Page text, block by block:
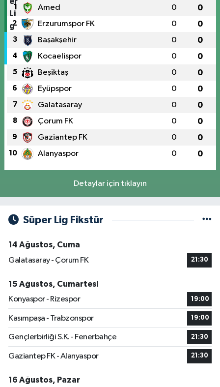
1 Amed 0 0
2 Erzurumspor FK 0 0
3 Başakşehir 0 0
4 Kocaelispor 0 0
5 Beşiktaş 0 0
6 Eyüpspor 0 0
7 Galatasaray 0 0
8 Çorum FK 0 0
9 Gaziantep FK 0 0
10 Alanyaspor 0 0
Detaylar için tıklayın
Süper Lig Fikstür
14 Ağustos, Cuma
Galatasaray - Çorum FK
21:30
15 Ağustos, Cumartesi
Konyaspor - Rizespor
19:00
Kasımpaşa - Trabzonspor 19:00
Gençlerbirliği S.K. - Fenerbahçe 21:30
Gaziantep FK - Alanyaspor 21:30
16 Ağustos, Pazar